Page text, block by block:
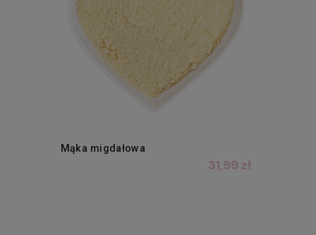
Mąka migdałowa
31,99 zł